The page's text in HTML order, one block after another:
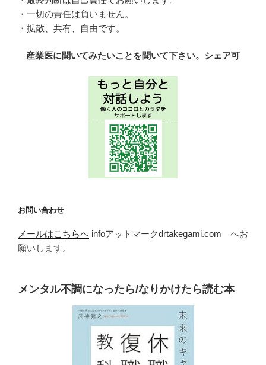
・一切の責任は負いません。
・拡散、共有、自由です。
産業医に聞いてみたいことを聞いて下さい。シェア可
お問い合わせ
メールはこちらへ infoアットマークdrtakegami.com へお
願いします。
メンタル不調になったら/なりかけたら読む本